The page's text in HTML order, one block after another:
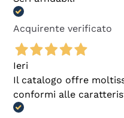
Acquirente verificato
Ieri
Il catalogo offre
conformi alle